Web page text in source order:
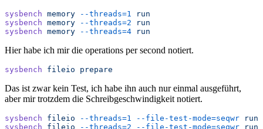
sysbench memory --threads=1
run
sysbench memory --threads=2 run
sysbench memory --threads=4 run
Hier habe ich mir die operations per second notiert.
sysbench fileio prepare
Das ist zwar kein Test, ich habe ihn auch nur einmal ausgeführt,
aber mir trotzdem die Schreibgeschwindigkeit notiert.
sysbench fileio --threads=1 --file-test-mode=seqwr run
sysbench fileio --threads=2 --file-test-mode=seqwr run